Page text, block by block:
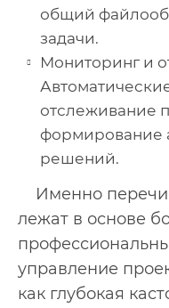
общий
задачи.
Мониторинг и
отслеживание
формирование
решений.
Именно
лежат в основе
управление
как глубокая